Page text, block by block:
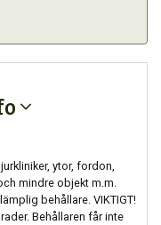
ytor, fordon,
mindre objekt m.m.
behållare. VIKTIGT!
Behållaren får inte